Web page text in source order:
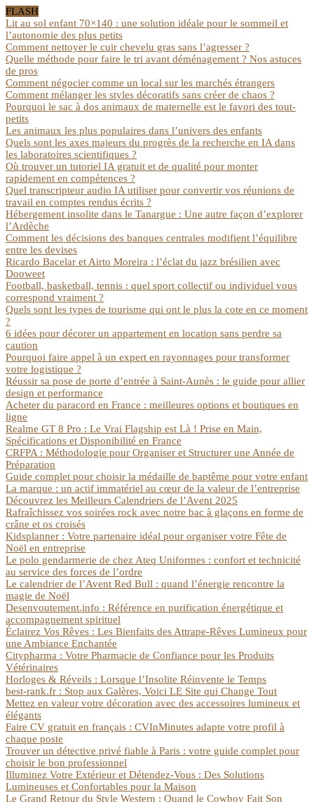
FLASH
Lit au sol enfant 70×140 : une solution idéale pour le sommeil et
l’autonomie des plus petits
Comment nettoyer le cuir chevelu gras sans l’agresser ?
Quelle méthode pour faire le tri avant déménagement ? Nos astuces
de pros
Comment négocier comme un local sur les marchés étrangers
Comment mélanger les styles décoratifs sans créer de chaos ?
Pourquoi le sac à dos animaux de maternelle est le favori des tout-
petits
Les animaux les plus populaires dans l’univers des enfants
Quels sont les axes majeurs du progrès de la recherche en IA dans
les laboratoires scientifiques ?
Où trouver un tutoriel IA gratuit et de qualité pour monter
rapidement en compétences ?
Quel transcripteur audio IA utiliser pour convertir vos réunions de
travail en comptes rendus écrits ?
Hébergement insolite dans le Tanargue : Une autre façon d’explorer
l’Ardèche
Comment les décisions des banques centrales modifient l’équilibre
entre les devises
Ricardo Bacelar et Airto Moreira : l’éclat du jazz brésilien avec
Dooweet
Football, basketball, tennis : quel sport collectif ou individuel vous
correspond vraiment ?
Quels sont les types de tourisme qui ont le plus la cote en ce moment
?
6 idées pour décorer un appartement en location sans perdre sa
caution
Pourquoi faire appel à un expert en rayonnages pour transformer
votre logistique ?
Réussir sa pose de porte d’entrée à Saint-Aunès : le guide pour allier
design et performance
Acheter du paracord en France : meilleures options et boutiques en
ligne
Realme GT 8 Pro : Le Vrai Flagship est Là ! Prise en Main,
Spécifications et Disponibilité en France
CRFPA : Méthodologie pour Organiser et Structurer une Année de
Préparation
Guide complet pour choisir la médaille de baptême pour votre enfant
La marque : un actif immatériel au cœur de la valeur de l’entreprise
Découvrez les Meilleurs Calendriers de l’Avent 2025
Rafraîchissez vos soirées rock avec notre bac à glaçons en forme de
crâne et os croisés
Kidsplanner : Votre partenaire idéal pour organiser votre Fête de
Noël en entreprise
Le polo gendarmerie de chez Ateq Uniformes : confort et technicité
au service des forces de l’ordre
Le calendrier de l’Avent Red Bull : quand l’énergie rencontre la
magie de Noël
Desenvoutement.info : Référence en purification énergétique et
accompagnement spirituel
Éclairez Vos Rêves : Les Bienfaits des Attrape-Rêves Lumineux pour
une Ambiance Enchantée
Citypharma : Votre Pharmacie de Confiance pour les Produits
Vétérinaires
Horloges & Réveils : Lorsque l’Insolite Réinvente le Temps
best-rank.fr : Stop aux Galères, Voici LE Site qui Change Tout
Mettez en valeur votre décoration avec des accessoires lumineux et
élégants
Faire CV gratuit en français : CVInMinutes adapte votre profil à
chaque poste
Trouver un détective privé fiable à Paris : votre guide complet pour
choisir le bon professionnel
Illuminez Votre Extérieur et Détendez-Vous : Des Solutions
Lumineuses et Confortables pour la Maison
Le Grand Retour du Style Western : Quand le Cowboy Fait Son